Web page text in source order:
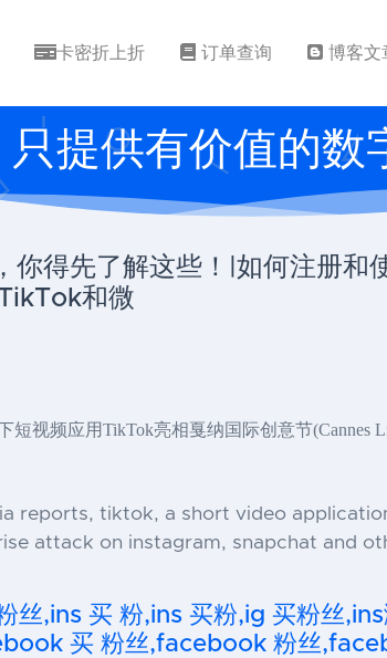
卡密折上折 订单查询 博客文
只提供有价值的数
得先了解这些！|如何注册和
和微
视频应用TikTok亮相戛纳国际创意节(Cannes
reports, tiktok, a short video
attack on instagram, snapchat and
丝,ins 买 粉,ins 买粉,ig 买粉丝
买 粉丝,facebook 粉丝